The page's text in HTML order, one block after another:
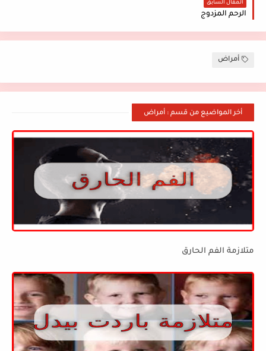
المقال السابق
الرحم المزدوج
أمراض
أخر المواضيع من قسم : أمراض
متلازمة الفم الحارق